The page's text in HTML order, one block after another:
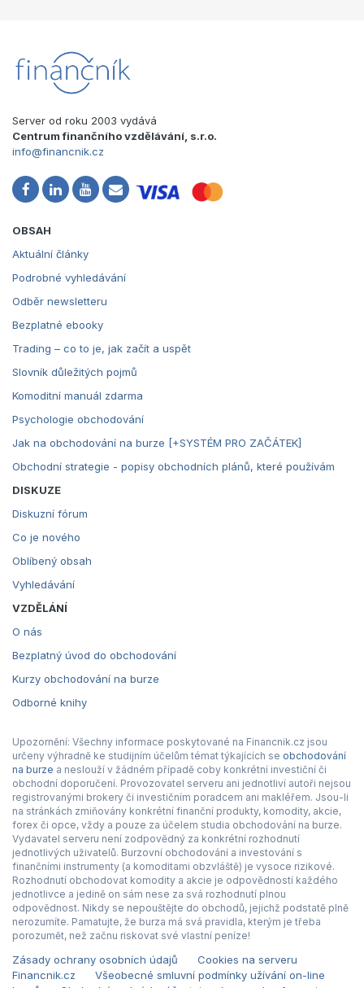
Server od roku 2003 vydává
Centrum finančního vzdělávání, s.r.o.
info@financnik.cz
OBSAH
Aktuální články
Podrobné vyhledávání
Odběr newsletteru
Bezplatné ebooky
Trading – co to je, jak začít a uspět
Slovník důležitých pojmů
Komoditní manuál zdarma
Psychologie obchodování
Jak na obchodování na burze [+SYSTÉM PRO ZAČÁTEK]
Obchodní strategie - popisy obchodních plánů, které používám
DISKUZE
Diskuzní fórum
Co je nového
Oblíbený obsah
Vyhledávání
VZDĚLÁNÍ
O nás
Bezplatný úvod do obchodování
Kurzy obchodování na burze
Odborné knihy
Upozornění: Všechny informace poskytované na Financnik.cz jsou
určeny výhradně ke studijním účelům témat týkajících se obchodování
na burze a neslouží v žádném případě coby konkrétní investiční či
obchodní doporučení. Provozovatel serveru ani jednotliví autoři nejsou
registrovanými brokery či investičním poradcem ani makléřem. Jsou-li
na stránkách zmiňovány konkrétní finanční produkty, komodity, akcie,
forex či opce, vždy a pouze za účelem studia obchodování na burze.
Vydavatel serveru není zodpovědný za konkrétní rozhodnutí
jednotlivých uživatelů. Burzovní obchodování a investování s
finančními instrumenty (a komoditami obzvláště) je vysoce rizikové.
Rozhodnutí obchodovat komodity a akcie je odpovědností každého
jednotlivce a jedině on sám nese za svá rozhodnutí plnou
odpovědnost. Nikdy se nepouštějte do obchodů, jejichž podstatě plně
nerozumíte. Pamatujte, že burza má svá pravidla, kterým je třeba
porozumět, než začnu riskovat své vlastní peníze!
Zásady ochrany osobních údajů
Cookies na serveru
Financnik.cz
Všeobecné smluvní podmínky užívání on-line